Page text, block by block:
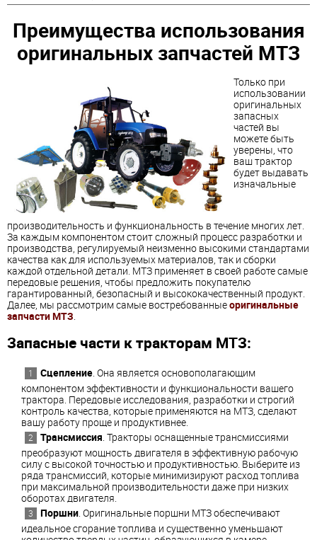
Преимущества использования
оригинальных запчастей МТЗ
Только при
использовании
оригинальных
запасных
частей вы
можете быть
уверены, что
ваш трактор
будет выдавать
изначальные
производительность и функциональность в течение многих лет.
За каждым компонентом стоит сложный процесс разработки и
производства, регулируемый неизменно высокими стандартами
качества как для используемых материалов, так и сборки
каждой отдельной детали. МТЗ применяет в своей работе самые
передовые решения, чтобы предложить покупателю
гарантированный, безопасный и высококачественный продукт.
Далее, мы рассмотрим самые востребованныеоригинальные
запчасти МТЗ
Запасные части к тракторам МТЗ:
Сцепление . Она является основополагающим
компонентом эффективности и функциональности вашего
трактора. Передовые исследования, разработки и строгий
контроль качества, которые применяются на МТЗ, сделают
вашу работу проще и продуктивнее.
Трансмиссия . Тракторы оснащенные трансмиссиями
преобразуют мощность двигателя в эффективную рабочую
силу с высокой точностью и продуктивностью. Выберите из
ряда трансмиссий, которые минимизируют расход топлива
при максимальной производительности даже при низких
оборотах двигателя.
Поршни . Оригинальные поршни МТЗ обеспечивают
идеальное сгорание топлива и существенно уменьшают